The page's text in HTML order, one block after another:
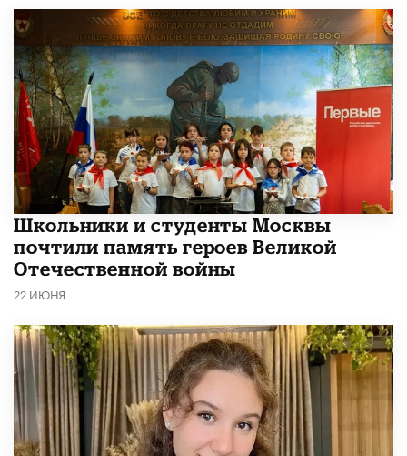
Школьники и студенты Москвы
почтили память героев Великой
Отечественной войны
22 ИЮНЯ